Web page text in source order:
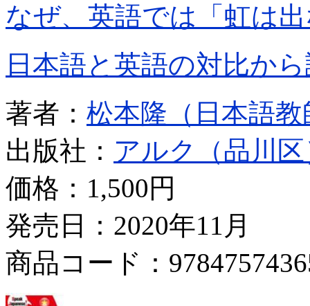
なぜ、英語では「虹は
日本語と英語の対比か
著者： 松本隆（日本語教
出版社： アルク（品川
価格： 1,500円
発売日：2020年11月
商品コード：